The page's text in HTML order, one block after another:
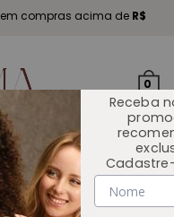
em compras acima de R$
0
Receba